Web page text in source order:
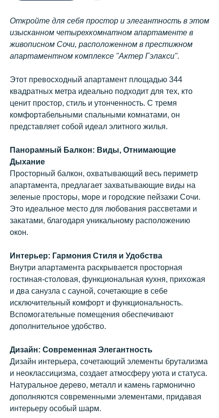
Откройте для себя простор и элегантность в этом
изысканном четырехкомнатном апартаменте в
живописном Сочи, расположенном в престижном
апартаментном комплексе "Актер Гэлакси".
Этот превосходный апартамент площадью 344
квадратных метра идеально подходит для тех, кто
ценит простор, стиль и утонченность. С тремя
комфортабельными спальными комнатами, он
представляет собой идеал элитного жилья.
Панорамный Балкон: Виды, Отнимающие
Дыхание
Просторный балкон, охватывающий весь периметр
апартамента, предлагает захватывающие виды на
зеленые просторы, море и городские пейзажи Сочи.
Это идеальное место для любования рассветами и
закатами, благодаря уникальному расположению
окон.
Интерьер: Гармония Стиля и Удобства
Внутри апартамента раскрывается просторная
гостиная-столовая, функциональная кухня, прихожая
и два санузла с сауной, сочетающие в себе
исключительный комфорт и функциональность.
Вспомогательные помещения обеспечивают
дополнительное удобство.
Дизайн: Современная Элегантность
Дизайн интерьера, сочетающий элементы брутализма
и неоклассицизма, создает атмосферу уюта и статуса.
Натуральное дерево, металл и камень гармонично
дополняются современными элементами, придавая
интерьеру особый шарм.
+7
Заказать звонок
Заполните форму, и наш менеджер
свяжется с Вами в ближайшее время
ВАМ
ПЕРЕЗВОНИТЬ?